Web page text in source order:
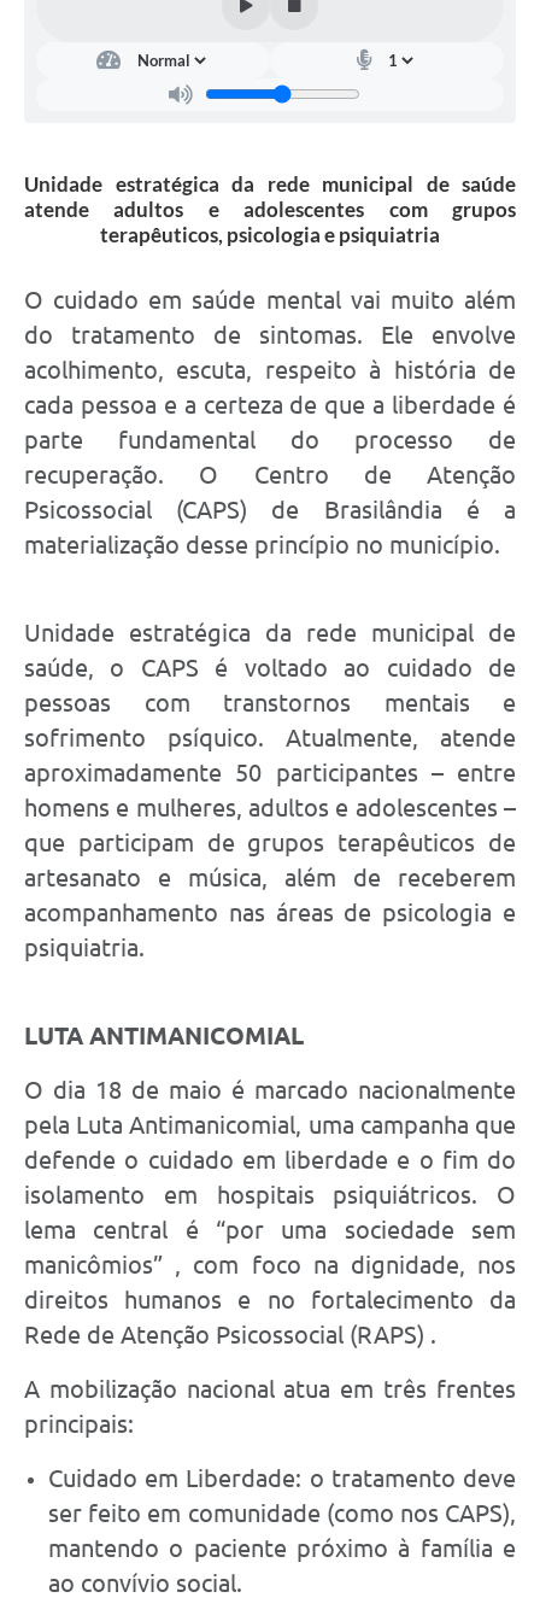
Unidade estratégica da rede municipal de saúde
atende adultos e adolescentes com grupos
terapêuticos, psicologia e psiquiatria
O cuidado em saúde mental vai muito além
do tratamento de sintomas. Ele envolve
acolhimento, escuta, respeito à história de
cada pessoa e a certeza de que a liberdade é
parte fundamental do processo de
recuperação. O Centro de Atenção
Psicossocial (CAPS) de Brasilândia é a
materialização desse princípio no município.
Unidade estratégica da rede municipal de
saúde, o CAPS é voltado ao cuidado de
pessoas com transtornos mentais e
sofrimento psíquico. Atualmente, atende
aproximadamente 50 participantes – entre
homens e mulheres, adultos e adolescentes –
que participam de grupos terapêuticos de
artesanato e música, além de receberem
acompanhamento nas áreas de psicologia e
psiquiatria.
LUTA ANTIMANICOMIAL
O dia 18 de maio é marcado nacionalmente
pela Luta Antimanicomial, uma campanha que
defende o cuidado em liberdade e o fim do
isolamento em hospitais psiquiátricos. O
lema central é “por uma sociedade sem
manicômios” , com foco na dignidade, nos
direitos humanos e no fortalecimento da
Rede de Atenção Psicossocial (RAPS) .
A mobilização nacional atua em três frentes
principais:
Cuidado em Liberdade: o tratamento deve
ser feito em comunidade (como nos CAPS),
mantendo o paciente próximo à família e
ao convívio social.